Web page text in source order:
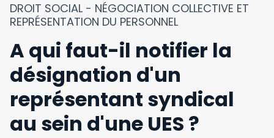
DROIT SOCIAL - NÉGOCIATION COLLECTIVE ET
REPRÉSENTATION DU PERSONNEL
A qui faut-il notifier la
désignation d'un
représentant syndical
au sein d'une UES ?